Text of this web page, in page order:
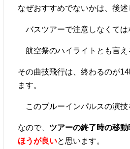
なぜおすすめでないかは、後述
バスツアーで注意しなくては
航空祭のハイライトとも言え
その曲技飛行は、終わるのが
ます。
このブルーインパルスの演技
なので、 ツアーの終了時の移
ほうが良いと思います。